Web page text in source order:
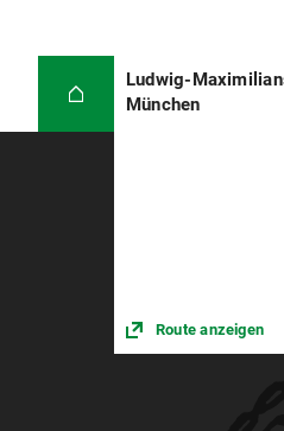
Ludwig-
München
Route anzeigen